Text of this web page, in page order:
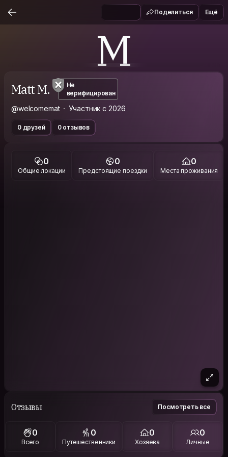
Поделиться Ещё
M
Matt M.
Не
верифицирован
@welcomemat Участник с 2026
0 друзей 0 отзывов
0
Общие локации
0
Предстоящие поездки
0
Места проживания
Отзывы Посмотреть все
0
Всего
0
Путешественники
0
Хозяева
0
Личные